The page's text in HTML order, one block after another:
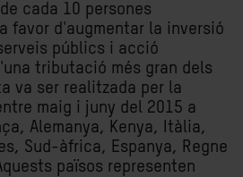
cada 10 persones
favor d'augmentar la inversió
públics i acció
tributació més gran dels
va ser realitzada per la
maig i juny del 2015 a
Alemanya, Kenya, Itàlia,
Sud-àfrica, Espanya, Regne
països representen